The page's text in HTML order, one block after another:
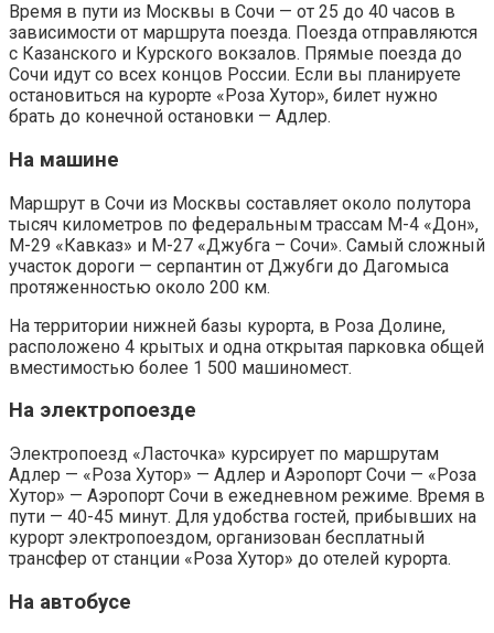
Время в пути из Москвы в Сочи — от 25 до 40 часов в
зависимости от маршрута поезда. Поезда отправляются
с Казанского и Курского вокзалов. Прямые поезда до
Сочи идут со всех концов России. Если вы планируете
остановиться на курорте «Роза Хутор», билет нужно
брать до конечной остановки — Адлер.
На машине
Маршрут в Сочи из Москвы составляет около полутора
тысяч километров по федеральным трассам М-4 «Дон»,
М-29 «Кавказ» и М-27 «Джубга – Сочи». Самый сложный
участок дороги — серпантин от Джубги до Дагомыса
протяженностью около 200 км.
На территории нижней базы курорта, в Роза Долине,
расположено 4 крытых и одна открытая парковка общей
вместимостью более 1 500 машиномест.
На электропоезде
Электропоезд «Ласточка» курсирует по маршрутам
Адлер — «Роза Хутор» — Адлер и Аэропорт Сочи — «Роза
Хутор» — Аэропорт Сочи в ежедневном режиме. Время в
пути — 40-45 минут. Для удобства гостей, прибывших на
курорт электропоездом, организован бесплатный
трансфер от станции «Роза Хутор» до отелей курорта.
На автобусе